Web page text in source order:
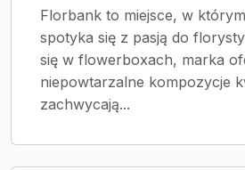
Florbank to miejsce, w
spotyka się z pasją do
się w flowerboxach, marka
niepowtarzalne kompozycje
zachwycają...